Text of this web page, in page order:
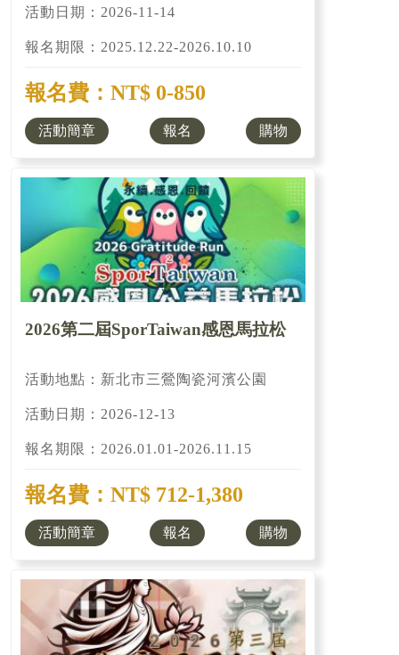
活動日期：2026-11-14
報名期限：2025.12.22-2026.10.10
報名費：NT$ 0-850
活動簡章 報名 購物
2026第二屆SporTaiwan感恩馬拉松
活動地點：新北市三鶯陶瓷河濱公園
活動日期：2026-12-13
報名期限：2026.01.01-2026.11.15
報名費：NT$ 712-1,380
活動簡章 報名 購物